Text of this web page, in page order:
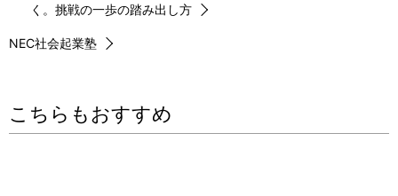
く。挑戦の一歩の踏み出し方
NEC社会起業塾
こちらもおすすめ